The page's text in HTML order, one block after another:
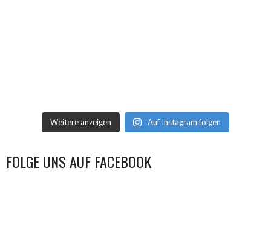
Weitere anzeigen Auf Instagram folgen
FOLGE UNS AUF FACEBOOK